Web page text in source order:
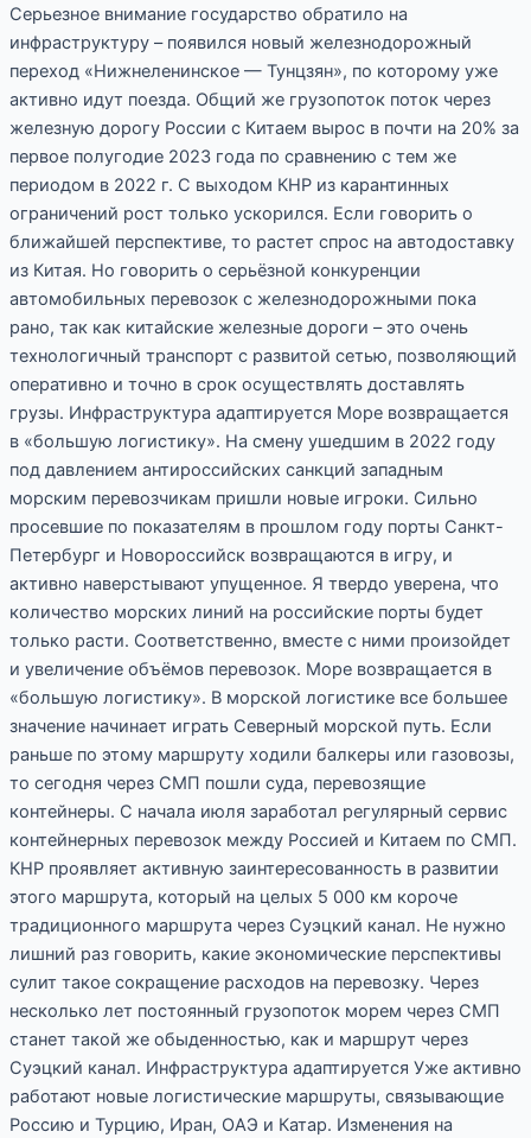
Серьезное внимание государство обратило на
инфраструктуру – появился новый железнодорожный
переход «Нижнеленинское — Тунцзян», по которому уже
активно идут поезда. Общий же грузопоток поток через
железную дорогу России с Китаем вырос в почти на 20% за
первое полугодие 2023 года по сравнению с тем же
периодом в 2022 г. С выходом КНР из карантинных
ограничений рост только ускорился. Если говорить о
ближайшей перспективе, то растет спрос на автодоставку
из Китая. Но говорить о серьёзной конкуренции
автомобильных перевозок с железнодорожными пока
рано, так как китайские железные дороги – это очень
технологичный транспорт с развитой сетью, позволяющий
оперативно и точно в срок осуществлять доставлять
грузы. Инфраструктура адаптируется Море возвращается
в «большую логистику». На смену ушедшим в 2022 году
под давлением антироссийских санкций западным
морским перевозчикам пришли новые игроки. Сильно
просевшие по показателям в прошлом году порты Санкт-
Петербург и Новороссийск возвращаются в игру, и
активно наверстывают упущенное. Я твердо уверена, что
количество морских линий на российские порты будет
только расти. Соответственно, вместе с ними произойдет
и увеличение объёмов перевозок. Море возвращается в
«большую логистику». В морской логистике все большее
значение начинает играть Северный морской путь. Если
раньше по этому маршруту ходили балкеры или газовозы,
то сегодня через СМП пошли суда, перевозящие
контейнеры. С начала июля заработал регулярный сервис
контейнерных перевозок между Россией и Китаем по СМП.
КНР проявляет активную заинтересованность в развитии
этого маршрута, который на целых 5 000 км короче
традиционного маршрута через Суэцкий канал. Не нужно
лишний раз говорить, какие экономические перспективы
сулит такое сокращение расходов на перевозку. Через
несколько лет постоянный грузопоток морем через СМП
станет такой же обыденностью, как и маршрут через
Суэцкий канал. Инфраструктура адаптируется Уже активно
работают новые логистические маршруты, связывающие
Россию и Турцию, Иран, ОАЭ и Катар. Изменения на